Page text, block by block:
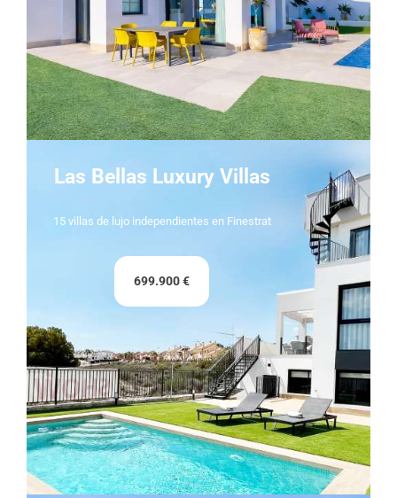
Las Bellas Luxury Villas
15 villas de lujo independientes en Finestrat
699.900 €